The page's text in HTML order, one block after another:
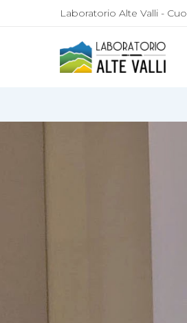
Laboratorio Alte Valli -